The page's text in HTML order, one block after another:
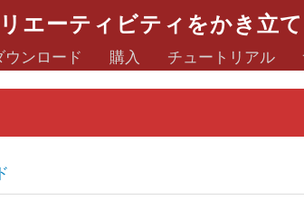
エーティビティをかき立
ウンロード 購入 チュートリアル